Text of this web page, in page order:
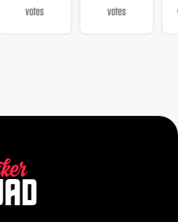
votes
votes